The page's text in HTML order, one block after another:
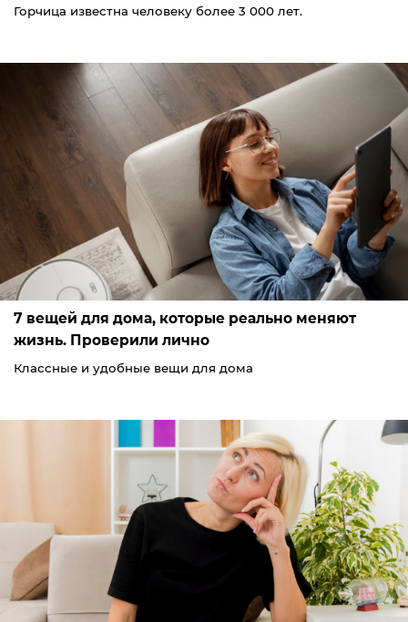
Горчица известна человеку более 3 000 лет.
7 вещей для дома, которые реально меняют
жизнь. Проверили лично
Классные и удобные вещи для дома